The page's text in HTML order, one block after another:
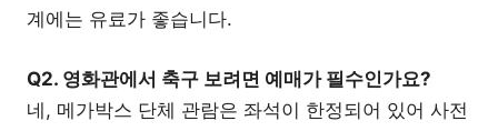
계에는 유료가 좋습니다.
Q2. 영화관에서 축구 보려면 예매가 필수인가요?
네, 메가박스 단체 관람은 좌석이 한정되어 있어 사전